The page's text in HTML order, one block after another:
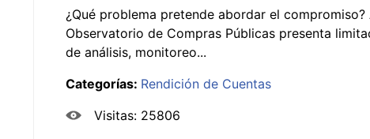
¿Qué problema pretende abordar el compromiso?
Observatorio de Compras Públicas presenta
de análisis, monitoreo...
Categorías: Rendición de Cuentas
Visitas: 25806